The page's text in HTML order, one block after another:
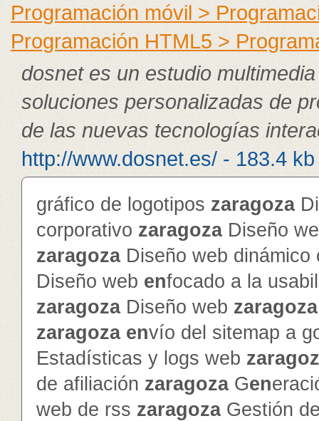
Programación móvil >
Programación HTML5 >
dosnet es un estudio
soluciones personalizadas de
de las nuevas tecnologías
http://www.dosnet.es/ - 183.4 kb
gráfico de logotipos zaragoza
corporativo zaragozaDiseño
zaragozaDiseño web
Diseño web enfocado a la
zaragozaDiseño web zaragoza
zaragoza envío del sitemap a
Estadísticas y logs web
de afiliación zaragozaGen
web de rss zaragozaGestión